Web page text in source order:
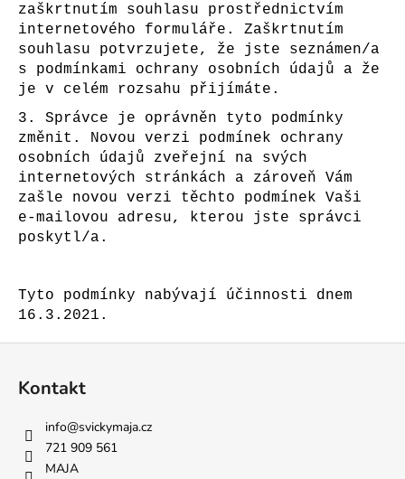
zaškrtnutím souhlasu prostřednictvím
internetového formuláře. Zaškrtnutím
souhlasu potvrzujete, že jste seznámen/a
s podmínkami ochrany osobních údajů a že
je v celém rozsahu přijímáte.
3. Správce je oprávněn tyto podmínky
změnit. Novou verzi podmínek ochrany
osobních údajů zveřejní na svých
internetových stránkách a zároveň Vám
zašle novou verzi těchto podmínek Vaši
e-mailovou adresu, kterou jste správci
poskytl/a.
Tyto podmínky nabývají účinnosti dnem
16.3.2021.
Kontakt
info@svickymaja.cz
721 909 561
MAJA